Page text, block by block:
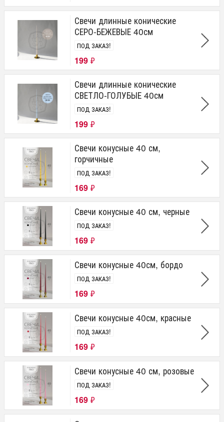
Свечи длинные конические
СЕРО-БЕЖЕВЫЕ 40см
ПОД ЗАКАЗ!
199 ₽
Свечи длинные конические
СВЕТЛО-ГОЛУБЫЕ 40см
ПОД ЗАКАЗ!
199 ₽
Свечи конусные 40 см,
горчичные
ПОД ЗАКАЗ!
169 ₽
Свечи конусные 40 см, черные
ПОД ЗАКАЗ!
169 ₽
Свечи конусные 40см, бордо
ПОД ЗАКАЗ!
169 ₽
Свечи конусные 40см, красные
ПОД ЗАКАЗ!
169 ₽
Свечи конусные 40 см, розовые
ПОД ЗАКАЗ!
169 ₽